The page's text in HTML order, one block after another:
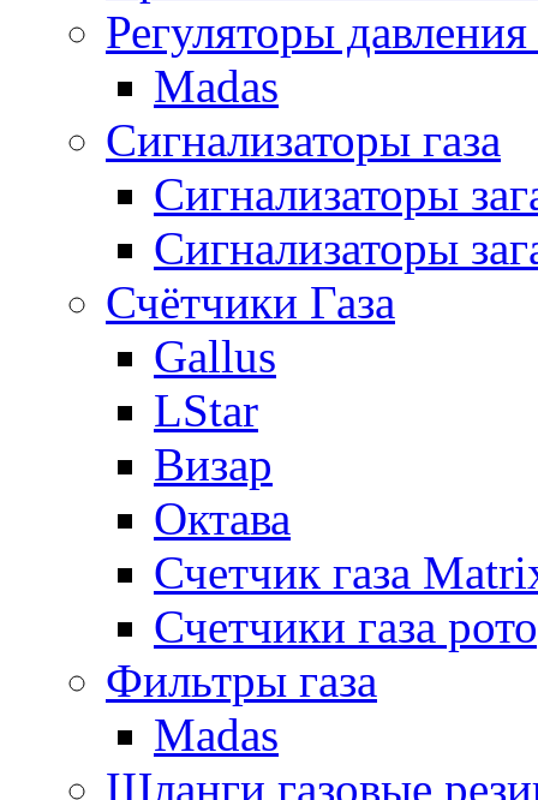
Регуляторы давления
Madas
Сигнализаторы газа
Сигнализаторы
Сигнализаторы
Счётчики Газа
Gallus
LStar
Визар
Октава
Счетчик газа
Счетчики газа
Фильтры газа
Madas
Шланги газовые